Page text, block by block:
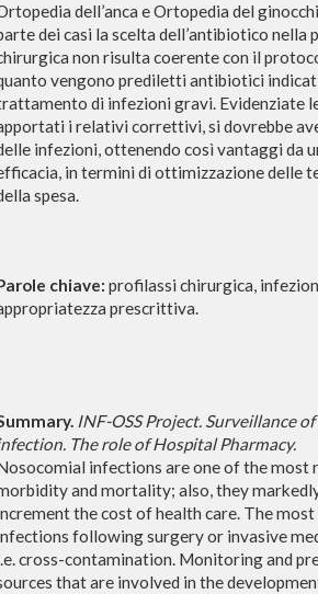
dell’anca e Ortopedia del
dei casi la scelta dell’antibiotico nella
non risulta coerente con il
vengono prediletti antibiotici
di infezioni gravi. Evidenziate
i relativi correttivi, si dovrebbe
infezioni, ottenendo così vantaggi da
in termini di ottimizzazione delle
spesa.
chiave: profilassi chirurgica,
prescrittiva.
INF-OSS Project. Surveillance
The role of Hospital Pharmacy.
infections are one of the most
and mortality; also, they
the cost of health care. The
following surgery or invasive
cross-contamination. Monitoring and
that are involved in the